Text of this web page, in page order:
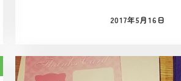
投稿日
2017年5月16日